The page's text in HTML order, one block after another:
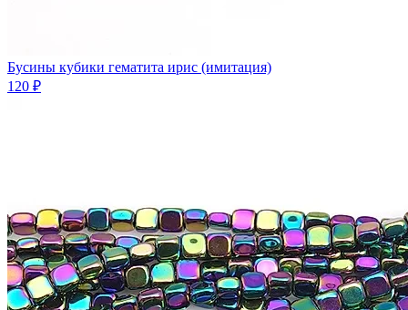
Бусины кубики гематита ирис (имитация)
120 ₽